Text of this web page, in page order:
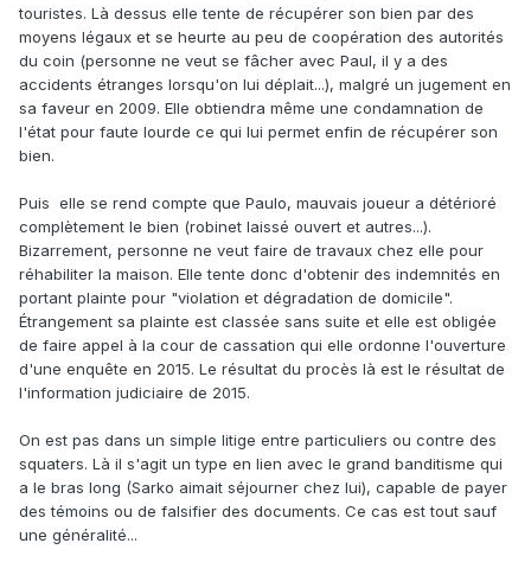
touristes. Là dessus elle tente de récupérer son bien par des
moyens légaux et se heurte au peu de coopération des autorités
du coin (personne ne veut se fâcher avec Paul, il y a des
accidents étranges lorsqu'on lui déplait...), malgré un jugement en
sa faveur en 2009. Elle obtiendra même une condamnation de
l'état pour faute lourde ce qui lui permet enfin de récupérer son
bien.
Puis elle se rend compte que Paulo, mauvais joueur a détérioré
complètement le bien (robinet laissé ouvert et autres...).
Bizarrement, personne ne veut faire de travaux chez elle pour
réhabiliter la maison. Elle tente donc d'obtenir des indemnités en
portant plainte pour "violation et dégradation de domicile".
Étrangement sa plainte est classée sans suite et elle est obligée
de faire appel à la cour de cassation qui elle ordonne l'ouverture
d'une enquête en 2015. Le résultat du procès là est le résultat de
l'information judiciaire de 2015.
On est pas dans un simple litige entre particuliers ou contre des
squaters. Là il s'agit un type en lien avec le grand banditisme qui
a le bras long (Sarko aimait séjourner chez lui), capable de payer
des témoins ou de falsifier des documents. Ce cas est tout sauf
une généralité...